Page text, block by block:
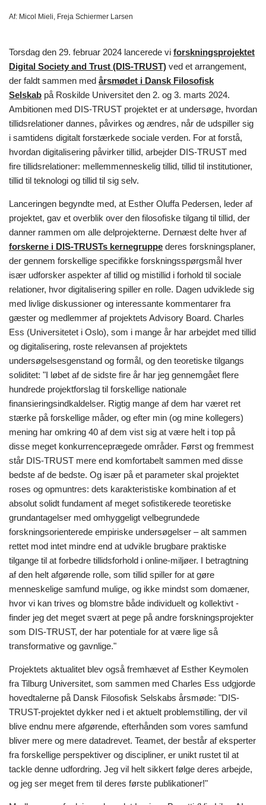
Af: Micol Mieli, Freja Schiermer Larsen
Torsdag den 29. februar 2024 lancerede vi forskningsprojektet
Digital Society and Trust (DIS-TRUST) ved et arrangement,
der faldt sammen med årsmødet i Dansk Filosofisk
Selskab på Roskilde Universitet den 2. og 3. marts 2024.
Ambitionen med DIS-TRUST projektet er at undersøge, hvordan
tillidsrelationer dannes, påvirkes og ændres, når de udspiller sig
i samtidens digitalt forstærkede sociale verden. For at forstå,
hvordan digitalisering påvirker tillid, arbejder DIS-TRUST med
fire tillidsrelationer: mellemmenneskelig tillid, tillid til institutioner,
tillid til teknologi og tillid til sig selv.
Lanceringen begyndte med, at Esther Oluffa Pedersen, leder af
projektet, gav et overblik over den filosofiske tilgang til tillid, der
danner rammen om alle delprojekterne. Dernæst delte hver af
forskerne i DIS-TRUSTs kernegruppe deres forskningsplaner,
der gennem forskellige specifikke forskningsspørgsmål hver
især udforsker aspekter af tillid og mistillid i forhold til sociale
relationer, hvor digitalisering spiller en rolle. Dagen udviklede sig
med livlige diskussioner og interessante kommentarer fra
gæster og medlemmer af projektets Advisory Board. Charles
Ess (Universitetet i Oslo), som i mange år har arbejdet med tillid
og digitalisering, roste relevansen af projektets
undersøgelsesgenstand og formål, og den teoretiske tilgangs
soliditet: "I løbet af de sidste fire år har jeg gennemgået flere
hundrede projektforslag til forskellige nationale
finansieringsindkaldelser. Rigtig mange af dem har været ret
stærke på forskellige måder, og efter min (og mine kollegers)
mening har omkring 40 af dem vist sig at være helt i top på
disse meget konkurrenceprægede områder. Først og fremmest
står DIS-TRUST mere end komfortabelt sammen med disse
bedste af de bedste. Og især på et parameter skal projektet
roses og opmuntres: dets karakteristiske kombination af et
absolut solidt fundament af meget sofistikerede teoretiske
grundantagelser med omhyggeligt velbegrundede
forskningsorienterede empiriske undersøgelser – alt sammen
rettet mod intet mindre end at udvikle brugbare praktiske
tilgange til at forbedre tillidsforhold i online-miljøer. I betragtning
af den helt afgørende rolle, som tillid spiller for at gøre
menneskelige samfund mulige, og ikke mindst som domæner,
hvor vi kan trives og blomstre både individuelt og kollektivt -
finder jeg det meget svært at pege på andre forskningsprojekter
som DIS-TRUST, der har potentiale for at være lige så
transformative og gavnlige."
Projektets aktualitet blev også fremhævet af Esther Keymolen
fra Tilburg Universitet, som sammen med Charles Ess udgjorde
hovedtalerne på Dansk Filosofisk Selskabs årsmøde: "DIS-
TRUST-projektet dykker ned i et aktuelt problemstilling, der vil
blive endnu mere afgørende, efterhånden som vores samfund
bliver mere og mere datadrevet. Teamet, der består af eksperter
fra forskellige perspektiver og discipliner, er unikt rustet til at
tackle denne udfordring. Jeg vil helt sikkert følge deres arbejde,
og jeg ser meget frem til deres første publikationer!"